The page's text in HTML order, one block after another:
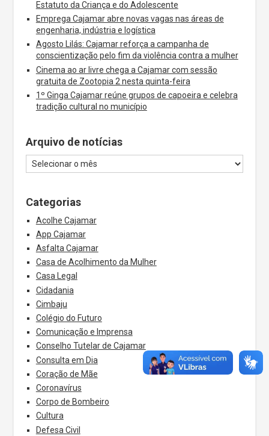
Estatuto da Criança e do Adolescente
Emprega Cajamar abre novas vagas nas áreas de
engenharia, indústria e logística
Agosto Lilás: Cajamar reforça a campanha de
conscientização pelo fim da violência contra a mulher
Cinema ao ar livre chega a Cajamar com sessão
gratuita de Zootopia 2 nesta quinta-feira
1º Ginga Cajamar reúne grupos de capoeira e celebra
tradição cultural no município
Arquivo de notícias
Categorias
Acolhe Cajamar
App Cajamar
Asfalta Cajamar
Casa de Acolhimento da Mulher
Casa Legal
Cidadania
Cimbaju
Colégio do Futuro
Comunicação e Imprensa
Conselho Tutelar de Cajamar
Consulta em Dia
Coração de Mãe
Coronavírus
Corpo de Bombeiro
Cultura
Defesa Civil